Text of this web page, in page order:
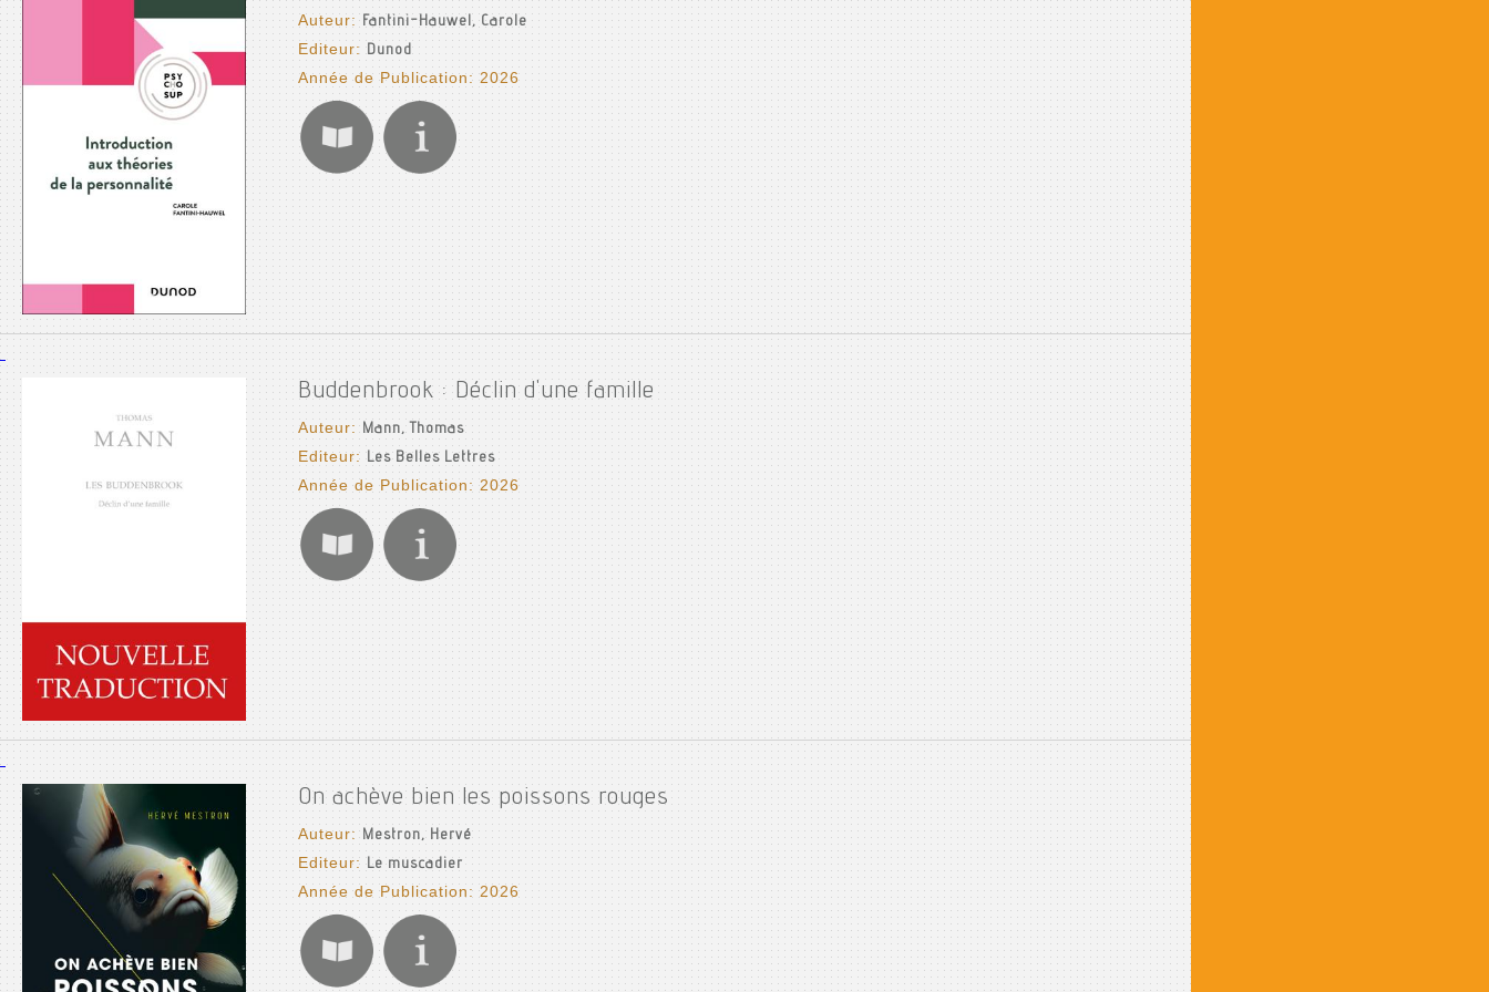
Auteur: Fantini-Hauwel, Carole
Editeur:Dunod
Année de Publication: 2026
Buddenbrook : Déclin d'une famille
Auteur: Mann, Thomas
Editeur:Les Belles Lettres
Année de Publication: 2026
On achève bien les poissons rouges
Auteur: Mestron, Hervé
Editeur:Le muscadier
Année de Publication: 2026